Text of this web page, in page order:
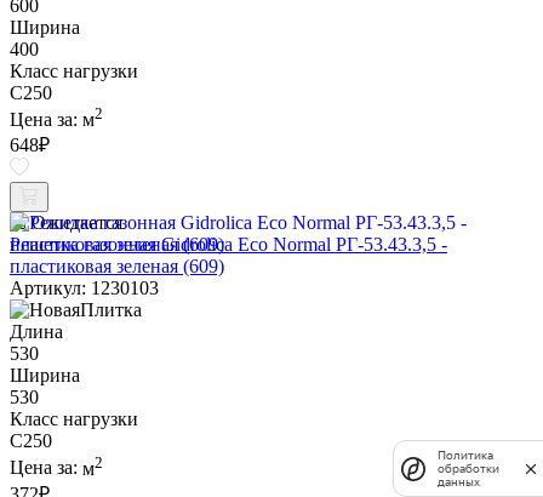
600
Ширина
400
Класс нагрузки
C250
Цена за: м2
648₽
Ожидается
Решетка газонная Gidrolica Eco Normal РГ-53.43.3,5 -
пластиковая зеленая (609)
Артикул: 1230103
Длина
530
Ширина
530
Класс нагрузки
C250
Цена за: м2
Политика
обработки
данных